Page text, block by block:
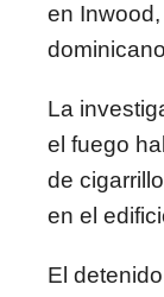
en
La
el fuego
de
en el
El